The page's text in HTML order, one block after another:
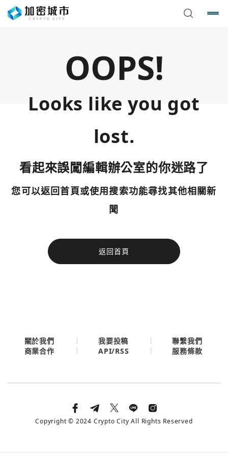
OOPS!
Looks like you got
lost.
看起來誤闖編輯辦公室的你迷路了
您可以返回首頁或使用搜索功能尋找其他相關新
聞
返回首頁
今日熱門
使用以下帳號繼續
您已閒置5分鐘，請點擊關閉按鈕或空白處，即可回到加密
今日熱門
關於我們 我要投稿
聯繫我們
商業合作
API/RSS 服務條款
Copyright © 2024 Crypto City All Rights Reserved